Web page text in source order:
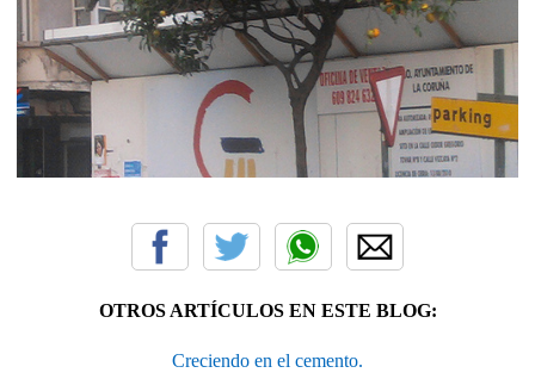
OTROS ARTÍCULOS EN ESTE BLOG:
Creciendo en el cemento.